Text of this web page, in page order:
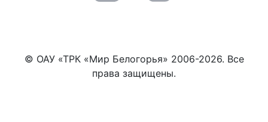
© ОАУ «ТРК «Мир Белогорья» 2006-2026. Все
права защищены.